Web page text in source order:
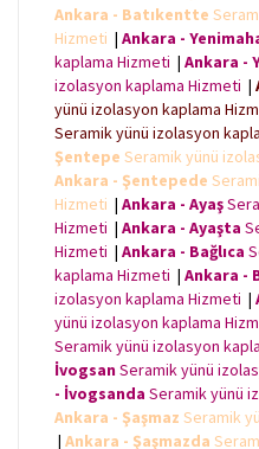
Ankara - Batıkentte
Hizmeti | Ankara -
kaplama Hizmeti | Ankara -
izolasyon kaplama Hizmeti |
yünü izolasyon kaplama
Seramik yünü izolasyon
Şentepe Seramik yünü
Ankara - Şentepede
Hizmeti | Ankara - Ayaş
Hizmeti | Ankara - Ayaşta
Hizmeti | Ankara - Bağlıca
kaplama Hizmeti | Ankara -
izolasyon kaplama Hizmeti |
yünü izolasyon kaplama
Seramik yünü izolasyon
İvogsanSeramik yünü
- İvogsanda Seramik yünü
Ankara - Şaşmaz Seramik
| Ankara - Şaşmazda